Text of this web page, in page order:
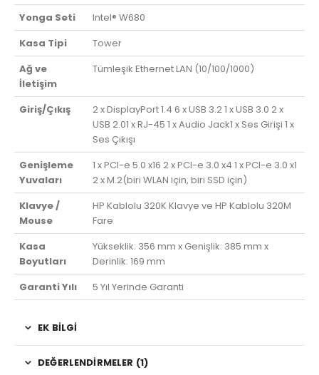
Yonga Seti
Intel® W680
Kasa Tipi
Tower
Ağ ve
İletişim
Tümleşik Ethernet LAN (10/100/1000)
Giriş/Çıkış
2 x DisplayPort 1.4 6 x USB 3.2 1 x USB 3.0 2 x
USB 2.01 x RJ-45 1 x Audio Jack1 x Ses Girişi 1 x
Ses Çıkışı
Genişleme
Yuvaları
1 x PCI-e 5.0 x16 2 x PCI-e 3.0 x4 1 x PCI-e 3.0 x1
2 x M.2(biri WLAN için, biri SSD için)
Klavye /
Mouse
HP Kablolu 320K Klavye ve HP Kablolu 320M
Fare
Kasa
Boyutları
Yükseklik: 356 mm x Genişlik: 385 mm x
Derinlik: 169 mm
Garanti Yılı
5 Yıl Yerinde Garanti
EK BILGI
DEĞERLENDIRMELER (1)